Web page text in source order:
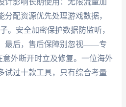
配资源优先处理游戏数据，
。安全加密保护数据防监听，
最后，售后保障别忽视——专
意外断开时立及修复。一位海外
试过十款工具，只有综合考量